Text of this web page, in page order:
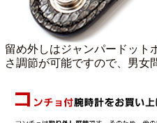
留め外しはジャンパードット
さ調節が可能ですので、男女